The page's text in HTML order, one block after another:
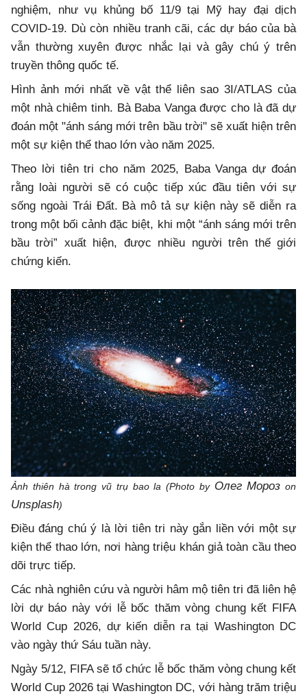
nghiệm, như vụ khủng bố 11/9 tại Mỹ hay đại dịch
COVID-19. Dù còn nhiều tranh cãi, các dự báo của bà
vẫn thường xuyên được nhắc lại và gây chú ý trên
truyền thông quốc tế.
Hình ảnh mới nhất về vật thể liên sao 3I/ATLAS của
một nhà chiêm tinh. Bà Baba Vanga được cho là đã dự
đoán một "ánh sáng mới trên bầu trời" sẽ xuất hiện trên
một sự kiện thể thao lớn vào năm 2025.
Theo lời tiên tri cho năm 2025, Baba Vanga dự đoán
rằng loài người sẽ có cuộc tiếp xúc đầu tiên với sự
sống ngoài Trái Đất. Bà mô tả sự kiện này sẽ diễn ra
trong một bối cảnh đặc biệt, khi một “ánh sáng mới trên
bầu trời” xuất hiện, được nhiều người trên thế giới
chứng kiến.
Ảnh thiên hà trong vũ trụ bao la (Photo by Олег Мороз on
Unsplash)
Điều đáng chú ý là lời tiên tri này gắn liền với một sự
kiện thể thao lớn, nơi hàng triệu khán giả toàn cầu theo
dõi trực tiếp.
Các nhà nghiên cứu và người hâm mộ tiên tri đã liên hệ
lời dự báo này với lễ bốc thăm vòng chung kết FIFA
World Cup 2026, dự kiến diễn ra tại Washington DC
vào ngày thứ Sáu tuần này.
Ngày 5/12, FIFA sẽ tổ chức lễ bốc thăm vòng chung kết
World Cup 2026 tại Washington DC, với hàng trăm triệu